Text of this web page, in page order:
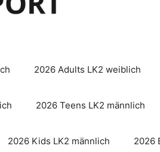
2026 Adults LK2 weiblich
2026 Teens LK2 männlich
2026 Kids LK2 männlich 2026